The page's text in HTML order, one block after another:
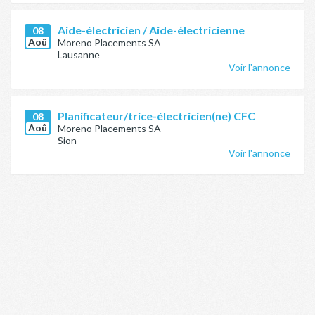
08
Aoû
Aide-électricien / Aide-électricienne
Moreno Placements SA
Lausanne
Voir l'annonce
08
Aoû
Planificateur/trice-électricien(ne) CFC
Moreno Placements SA
Sion
Voir l'annonce